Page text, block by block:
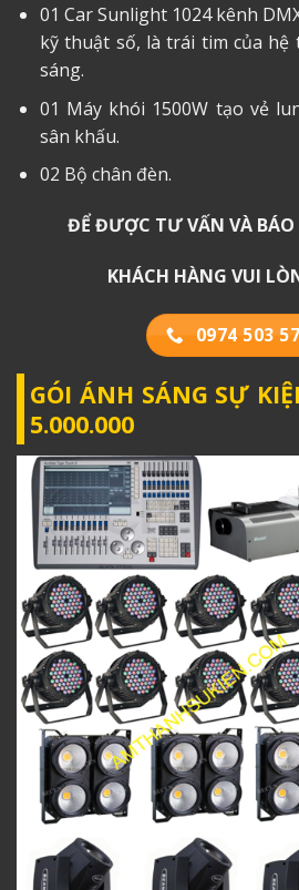
01 Car Sunlight 1024 kênh
kỹ thuật số, là trái tim của
sáng.
01 Máy khói 1500W tạo vẻ
sân khấu.
02 Bộ chân đèn.
ĐỂ ĐƯỢC TƯ VẤN VÀ
KHÁCH HÀNG VUI
0974 503
GÓI ÁNH SÁNG SỰ
5.000.000